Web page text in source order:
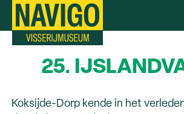
Overslaan
25.
Koksijde-Dorp kende in het